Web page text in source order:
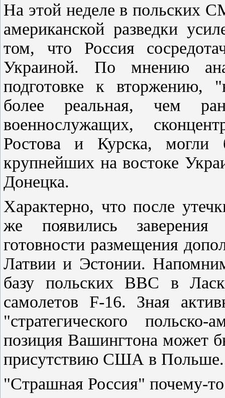
На этой неделе в польских
американской разведки
том, что Россия
Украиной. По мнению
подготовке к вторжению,
более реальная, чем
военнослужащих,
Ростова и Курска, могли
крупнейших на востоке
Донецка.
Характерно, что после
же появились заверения
готовности размещения
Латвии и Эстонии.
базу польских ВВС в
самолетов F-16. Зная
"стратегического польско-
позиция Вашингтона может
присутствию США в Польше.
"Страшная Россия" почему-то